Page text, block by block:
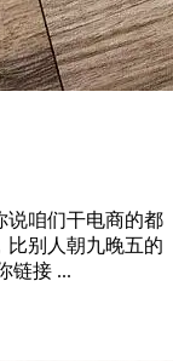
说咱们干电商的都
比别人朝九晚五的
链接 ...